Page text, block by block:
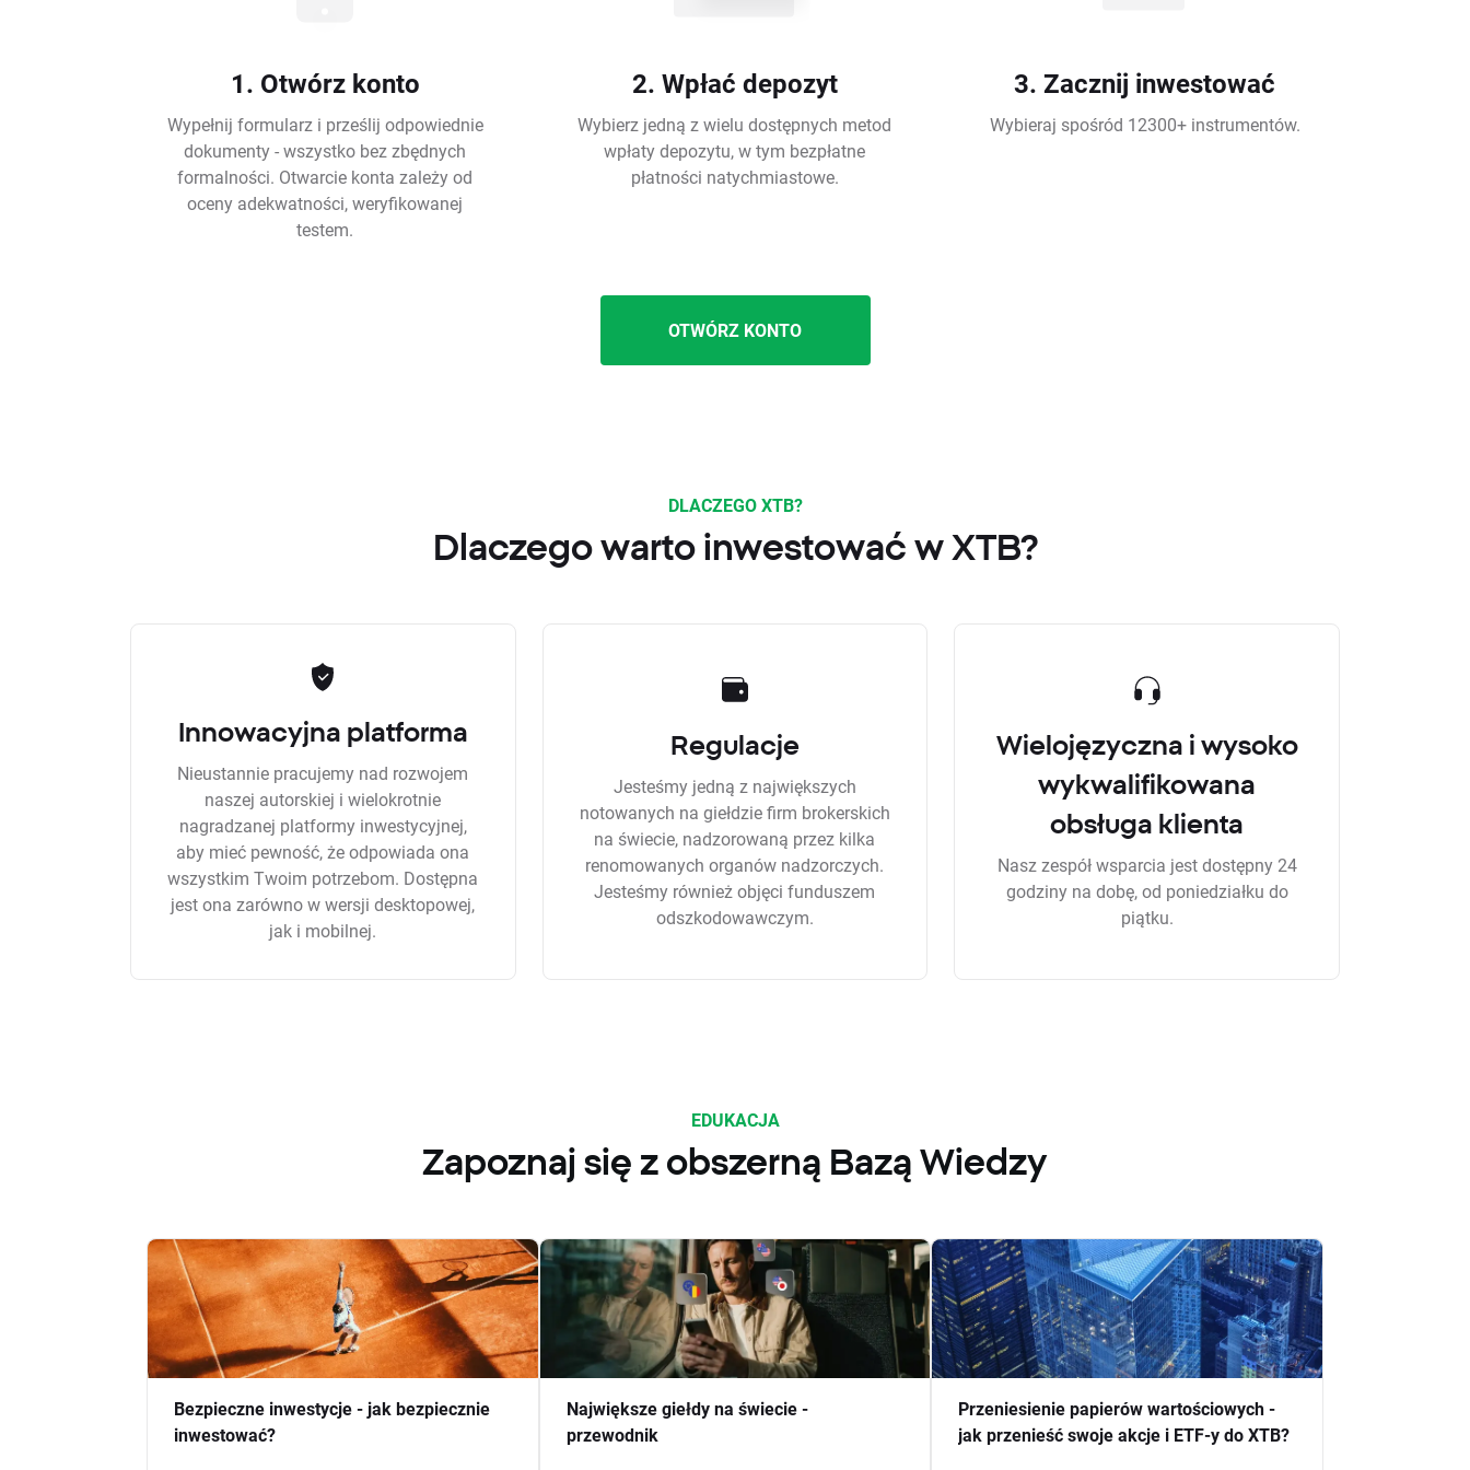
1. Otwórz konto
Wypełnij formularz i prześlij odpowiednie
dokumenty - wszystko bez zbędnych
formalności. Otwarcie konta zależy od
oceny adekwatności, weryfikowanej
testem.
2. Wpłać depozyt
Wybierz jedną z wielu dostępnych metod
wpłaty depozytu, w tym bezpłatne
płatności natychmiastowe.
3. Zacznij inwestować
Wybieraj spośród 12300+ instrumentów.
OTWÓRZ KONTO
DLACZEGO XTB?
Dlaczego warto inwestować w XTB?
Innowacyjna platforma
Nieustannie pracujemy nad rozwojem
naszej autorskiej i wielokrotnie
nagradzanej platformy inwestycyjnej,
aby mieć pewność, że odpowiada ona
wszystkim Twoim potrzebom. Dostępna
jest ona zarówno w wersji desktopowej,
jak i mobilnej.
Regulacje
Jesteśmy jedną z największych
notowanych na giełdzie firm brokerskich
na świecie, nadzorowaną przez kilka
renomowanych organów nadzorczych.
Jesteśmy również objęci funduszem
odszkodowawczym.
Wielojęzyczna i wysoko
wykwalifikowana
obsługa klienta
Nasz zespół wsparcia jest dostępny 24
godziny na dobę, od poniedziałku do
piątku.
EDUKACJA
Zapoznaj się z obszerną Bazą Wiedzy
Bezpieczne inwestycje - jak bezpiecznie
inwestować?
Największe giełdy na świecie -
przewodnik
Przeniesienie papierów wartościowych -
jak przenieść swoje akcje i ETF-y do XTB?